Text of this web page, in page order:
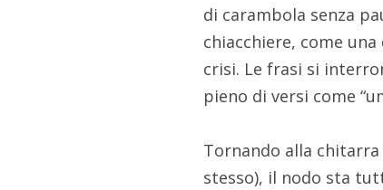
di carambola senza
chiacchiere, come
crisi. Le frasi si
pieno di versi come
Tornando alla
stesso), il nodo sta